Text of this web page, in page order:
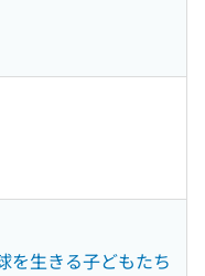
を生きる子どもたち